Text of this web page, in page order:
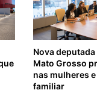
Nova
Mato Grosso
nas mulheres
familiar